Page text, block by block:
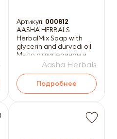
Артикул: 000812
AASHA HERBALS
HerbalMix Soap with
glycerin and durvadi oil
Мыло с глицерином и
маслом дурвади 75г
Aasha Herbals
Подробнее